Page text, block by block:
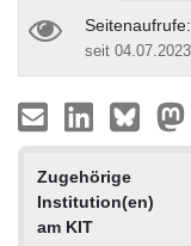
seit 04.07.2023
Zugehörige
Institution(en)
am KIT